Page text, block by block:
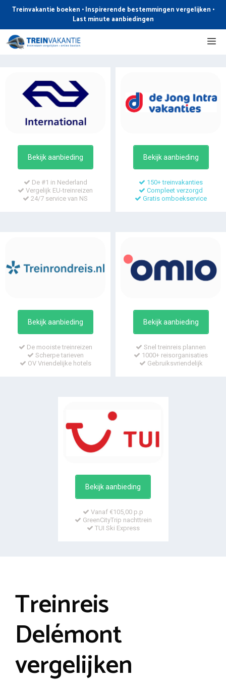
de
inhoud
Treinvakantie boeken • Inspirerende bestemmingen vergelijken •
Last minute aanbiedingen
Bekijk aanbieding
De #1 in Nederland
Vergelijk EU-treinreizen
24/7 service van NS
Bekijk aanbieding
150+ treinvakanties
Compleet verzorgd
Gratis omboekservice
Bekijk aanbieding
De mooiste treinreizen
Scherpe tarieven
OV Vriendelijke hotels
Bekijk aanbieding
Snel treinreis plannen
1000+ reisorganisaties
Gebruiksvriendelijk
Bekijk aanbieding
Vanaf €105,00 p.p
GreenCityTrip nachttrein
TUI Ski Express
Treinreis
Delémont
vergelijken